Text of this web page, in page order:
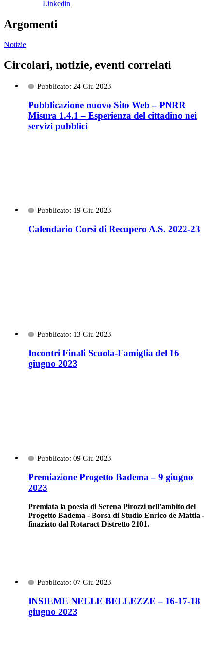
Linkedin
Argomenti
Notizie
Circolari, notizie, eventi correlati
Pubblicato: 24 Giu 2023
Pubblicazione nuovo Sito Web – PNRR
Misura 1.4.1 – Esperienza del cittadino nei
servizi pubblici
Pubblicato: 19 Giu 2023
Calendario Corsi di Recupero A.S. 2022-23
Pubblicato: 13 Giu 2023
Incontri Finali Scuola-Famiglia del 16
giugno 2023
Pubblicato: 09 Giu 2023
Premiazione Progetto Badema – 9 giugno
2023
Premiata la poesia di Serena Pirozzi nell'ambito del
Progetto Badema - Borsa di Studio Enrico de Mattia -
finaziato dal Rotaract Distretto 2101.
Pubblicato: 07 Giu 2023
INSIEME NELLE BELLEZZE – 16-17-18
giugno 2023